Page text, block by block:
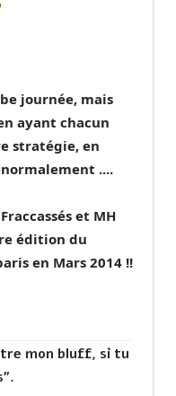
journée, mais
ayant chacun
stratégie, en
....
et MH
édition du
en Mars 2014 !!
mon bluff, si tu